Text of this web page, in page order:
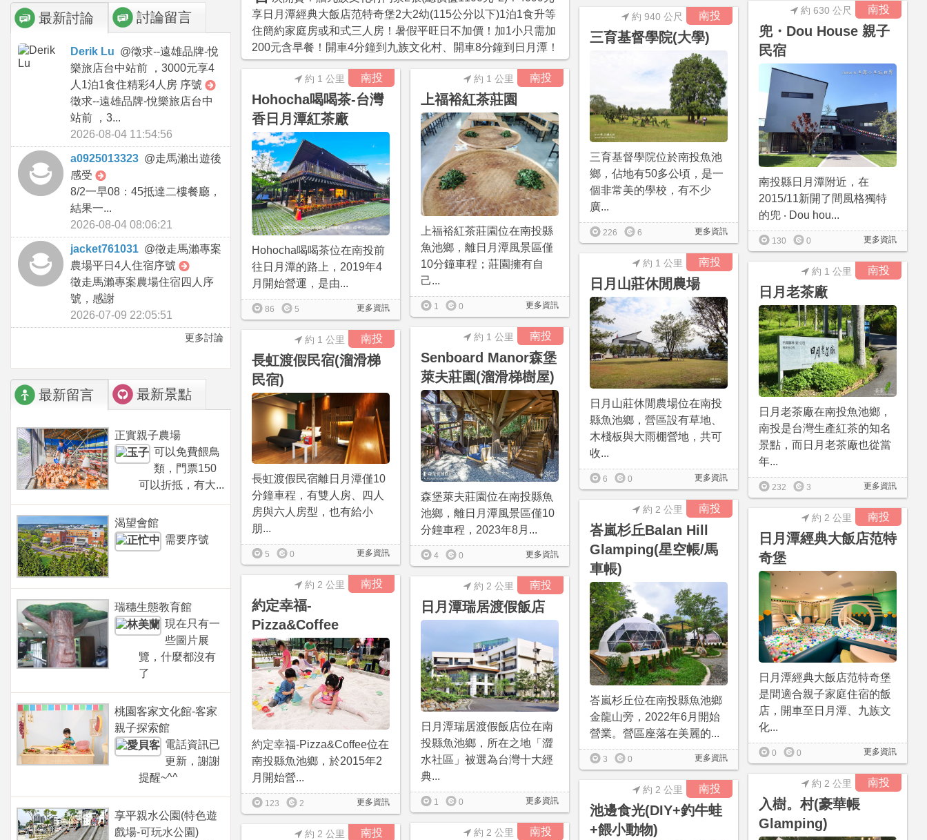
最新討論 討論留言
Derik Lu @徵求--遠雄品牌-悅
樂旅店台中站前 ，3000元享4
人1泊1食住精彩4人房 序號
徵求--遠雄品牌-悅樂旅店台中
站前 ，3...
2026-08-04 11:54:56
a0925013323 @走馬瀨出遊後
感受
8/2一早08：45抵達二樓餐廳，
結果一...
2026-08-04 08:06:21
jacket761031 @徵走馬瀨專案
農場平日4人住宿序號
徵走馬瀨專案農場住宿四人序
號，感謝
2026-07-09 22:05:51
更多討論
最新留言 最新景點
正實親子農場
可以免費餵鳥
類，門票150
可以折抵，有大...
渴望會館
需要序號
瑞穗生態教育館
現在只有一
些圖片展
覽，什麼都沒有
了
桃園客家文化館-客家
親子探索館
電話資訊已
更新，謝謝
提醒~^^
享平親水公園(特色遊
戲場-可玩水公園)
享日月潭經典大飯店范特奇堡2大2幼(115公分以下)1泊1食升等
住簡約家庭房或和式三人房！暑假平旺日不加價！加1小只需加
200元含早餐！開車4分鐘到九族文化村、開車8分鐘到日月潭！
南投
兜・Dou House 親子
民宿
約 630 公尺
南投縣日月潭附近，在
2015/11新開了間風格獨特
的兜 ‧ Dou hou...
更多資訊
130 0
南投
三育基督學院(大學)
約 940 公尺
三育基督學院位於南投魚池
鄉，佔地有50多公頃，是一
個非常美的學校，有不少
廣...
更多資訊
226 6
南投
Hohocha喝喝茶-台灣
香日月潭紅茶廠
約 1 公里
Hohocha喝喝茶位在南投前
往日月潭的路上，2019年4
月開始營運，是由...
更多資訊
86 5
南投
上福裕紅茶莊園
約 1 公里
上福裕紅茶莊園位在南投縣
魚池鄉，離日月潭風景區僅
10分鐘車程；莊園擁有自
己...
更多資訊
1 0
南投
日月山莊休閒農場
約 1 公里
日月山莊休閒農場位在南投
縣魚池鄉，營區設有草地、
木棧板與大雨棚營地，共可
收...
更多資訊
6 0
南投
日月老茶廠
約 1 公里
日月老茶廠在南投魚池鄉，
南投是台灣生產紅茶的知名
景點，而日月老茶廠也從當
年...
更多資訊
232 3
南投
Senboard Manor森堡
萊夫莊園(溜滑梯樹屋)
約 1 公里
森堡萊夫莊園位在南投縣魚
池鄉，離日月潭風景區僅10
分鐘車程，2023年8月...
更多資訊
4 0
南投
長虹渡假民宿(溜滑梯
民宿)
約 1 公里
長虹渡假民宿離日月潭僅10
分鐘車程，有雙人房、四人
房與六人房型，也有給小
朋...
更多資訊
5 0
南投
峇嵐杉丘Balan Hill
Glamping(星空帳/馬
車帳)
約 2 公里
峇嵐杉丘位在南投縣魚池鄉
金龍山旁，2022年6月開始
營業。營區座落在美麗的...
更多資訊
3 0
南投
日月潭經典大飯店范特
奇堡
約 2 公里
日月潭經典大飯店范特奇堡
是間適合親子家庭住宿的飯
店，開車至日月潭、九族文
化...
更多資訊
0 0
南投
約定幸福-
Pizza&Coffee
約 2 公里
約定幸福-Pizza&Coffee位在
南投縣魚池鄉，於2015年2
月開始營...
更多資訊
123 2
南投
日月潭瑞居渡假飯店
約 2 公里
日月潭瑞居渡假飯店位在南
投縣魚池鄉，所在之地「澀
水社區」被選為台灣十大經
典...
更多資訊
1 0
南投
入樹。村(豪華帳
Glamping)
約 2 公里
南投
池邊食光(DIY+釣牛蛙
+餵小動物)
約 2 公里
南投
約 2 公里
南投
約 2 公里